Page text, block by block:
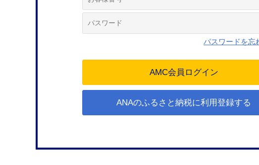
パスワードを忘
ANAのふるさと納税に利用登録する